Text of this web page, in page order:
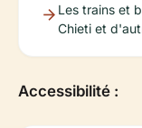
Les trains et
Chieti et
Accessibilité :